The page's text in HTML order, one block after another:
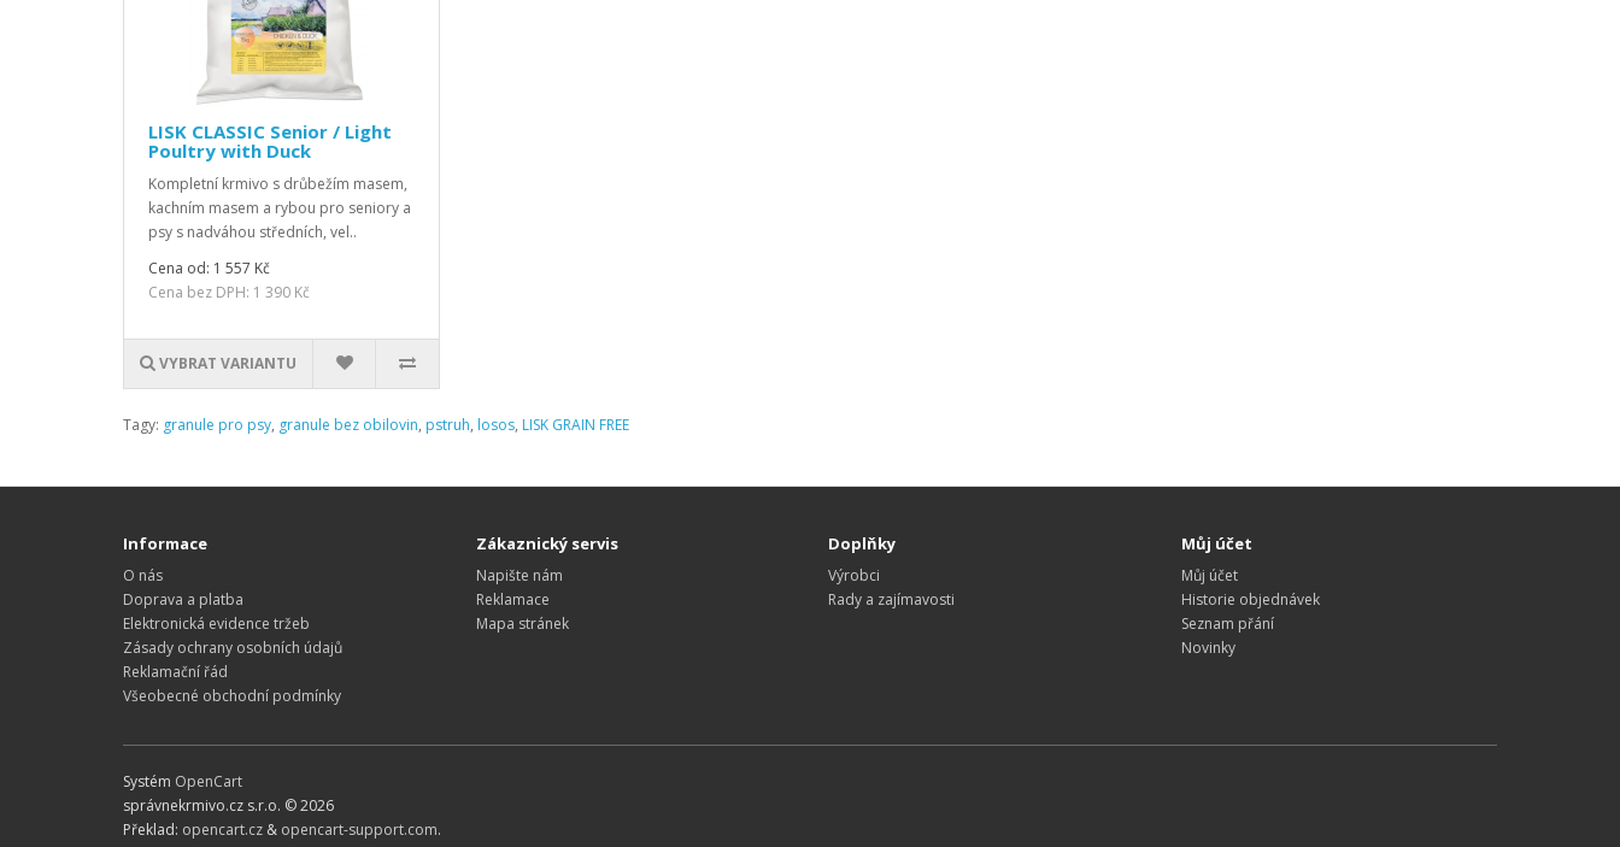
LISK CLASSIC Senior / Light
Poultry with Duck
Kompletní krmivo s drůbežím masem,
kachním masem a rybou pro seniory a
psy s nadváhou středních, vel..
Cena od: 1 557 Kč
Cena bez DPH: 1 390 Kč
VYBRAT VARIANTU
Tagy: granule pro psy, granule bez obilovin, pstruh, losos, LISK GRAIN FREE
Informace
O nás
Doprava a platba
Elektronická evidence tržeb
Zásady ochrany osobních údajů
Reklamační řád
Všeobecné obchodní podmínky
Zákaznický servis
Napište nám
Reklamace
Mapa stránek
Doplňky
Výrobci
Rady a zajímavosti
Můj účet
Můj účet
Historie objednávek
Seznam přání
Novinky
Systém OpenCart
správnekrmivo.cz s.r.o. © 2026
Překlad: opencart.cz & opencart-support.com.